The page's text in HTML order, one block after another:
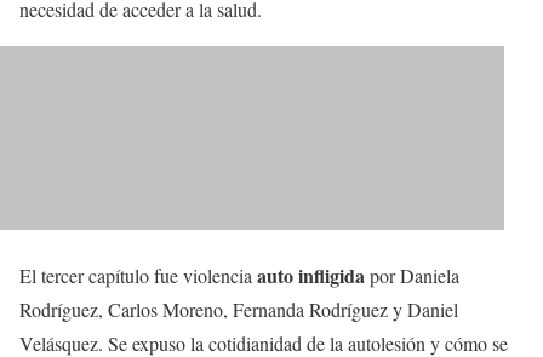
necesidad de acceder a la salud.
El tercer capítulo fue violencia auto infligidapor Daniela
Rodríguez, Carlos Moreno, Fernanda Rodríguez y Daniel
Velásquez. Se expuso la cotidianidad de la autolesión y cómo se